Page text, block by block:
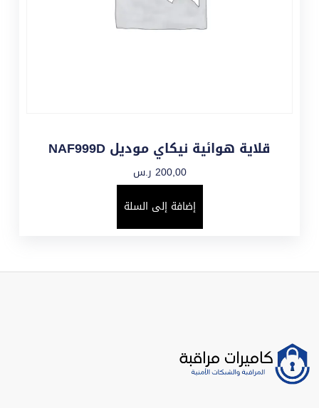
قلاية هوائية نيكاي موديل NAF999D
200,00 ر.س
إضافة إلى السلة